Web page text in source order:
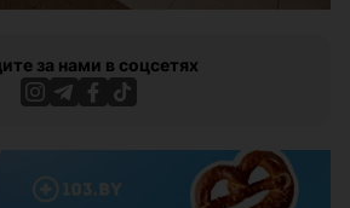
за нами в соцсетях